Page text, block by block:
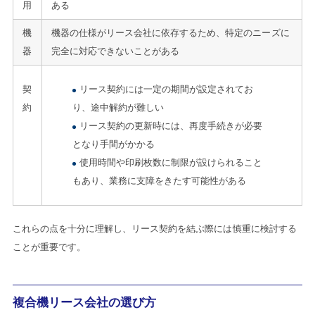
用
ある
機
器
機器の仕様がリース会社に依存するため、特定のニーズに
完全に対応できないことがある
契
約
リース契約には一定の期間が設定されてお
り、途中解約が難しい
リース契約の更新時には、再度手続きが必要
となり手間がかかる
使用時間や印刷枚数に制限が設けられること
もあり、業務に支障をきたす可能性がある
これらの点を十分に理解し、リース契約を結ぶ際には慎重に検討する
ことが重要です。
複合機リース会社の選び方